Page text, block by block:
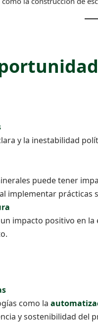
y la inestabilidad
puede tener
implementar prácticas
impacto positivo en
como la
y sostenibilidad del